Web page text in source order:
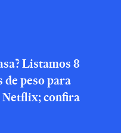
Listamos 8
de peso para
confira